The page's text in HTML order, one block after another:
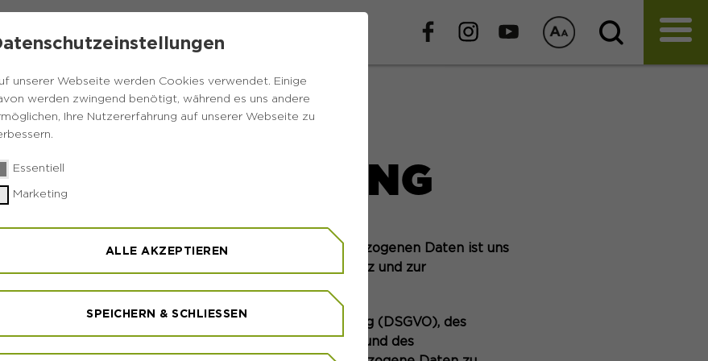
& FÜHRUNGEN
an unserer Website. Der Schutz Ihrer personenbezogenen Daten ist uns
die gesetzlichen Vorschriften zum Datenschutz und zur
den Bestimmungen der Datenschutz-Grundverordnung (DSGVO), des
in der seit dem 25.05.2018 geltenden Fassung (BDSG) und des
unserer Webseite werden Cookies verwendet. Einige
werden zwingend benötigt, während es uns andere
Ihre Nutzererfahrung auf unserer Webseite zu
Essentiell
Marketing
ALLE AKZEPTIEREN
SPEICHERN & SCHLIESSEN